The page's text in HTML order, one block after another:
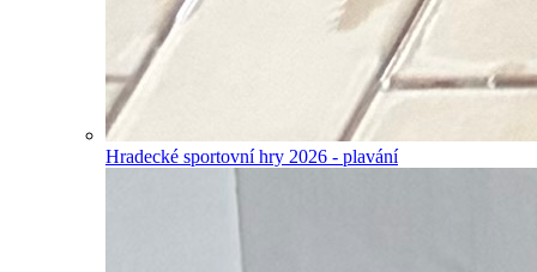
Hradecké sportovní hry 2026 - plavání